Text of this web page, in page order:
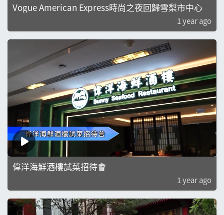
Vogue American Express時尚之夜回歸雪梨市中心
1 year ago
偉洋海鮮酒樓試菜招待會
1 year ago